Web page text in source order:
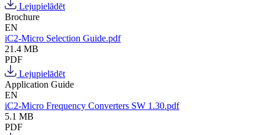
Lejupielādēt
Brochure
EN
iC2-Micro Selection Guide.pdf
21.4 MB
PDF
Lejupielādēt
Application Guide
EN
iC2-Micro Frequency Converters SW 1.30.pdf
5.1 MB
PDF